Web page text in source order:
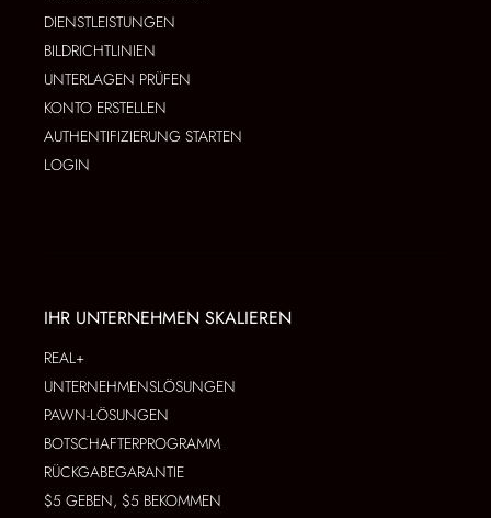
DIENSTLEISTUNGEN
BILDRICHTLINIEN
UNTERLAGEN PRÜFEN
KONTO ERSTELLEN
AUTHENTIFIZIERUNG STARTEN
LOGIN
IHR UNTERNEHMEN SKALIEREN
REAL+
UNTERNEHMENSLÖSUNGEN
PAWN-LÖSUNGEN
BOTSCHAFTERPROGRAMM
RÜCKGABEGARANTIE
$5 GEBEN, $5 BEKOMMEN